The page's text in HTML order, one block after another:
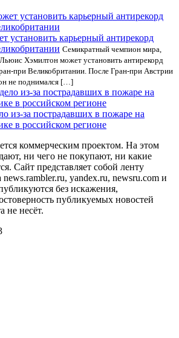
установить карьерный антирекорд
Семикратный чемпион мира,
Хэмилтон может установить антирекорд
при Великобритании. После Гран-при Австрии
не поднимался […]
из-за пострадавших в пожаре на
в российском регионе
коммерческим проектом. На этом
ни чего не покупают, ни какие
Сайт представляет собой ленту
news.rambler.ru, yandex.ru, newsru.com и
без искажения,
публикуемых новостей
не несёт.